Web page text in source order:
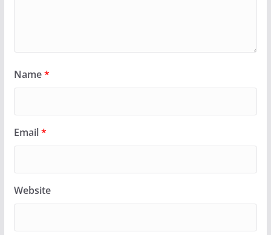
Name*
Email*
Website